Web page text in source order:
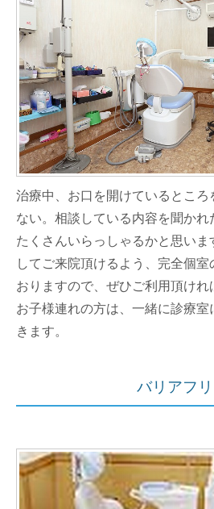
治療中、お口を開けているところ
ない。相談している内容を聞かれ
たくさんいらっしゃるかと思い
してご来院頂けるよう、完全個
おりますので、ぜひご利用頂けれ
お子様連れの方は、一緒に診療
きます。
バリアフ